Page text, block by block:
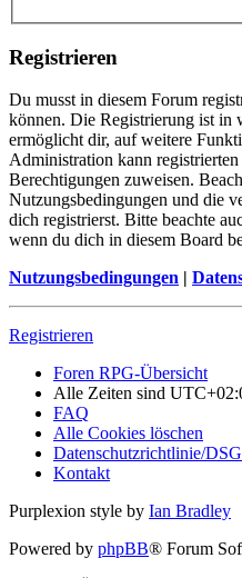
Registrieren
Du musst in diesem Forum
können. Die Registrierung ist in
ermöglicht dir, auf weitere
Administration kann
Berechtigungen zuweisen.
Nutzungsbedingungen und die
dich registrierst. Bitte beachte
wenn du dich in diesem Board
Nutzungsbedingungen |
Registrieren
Foren RPG-Übersicht
Alle Zeiten sind
FAQ
Alle Cookies löschen
Datenschutzrichtlinie/
Kontakt
Purplexion style by Ian Bradley
Powered by phpBB® Forum